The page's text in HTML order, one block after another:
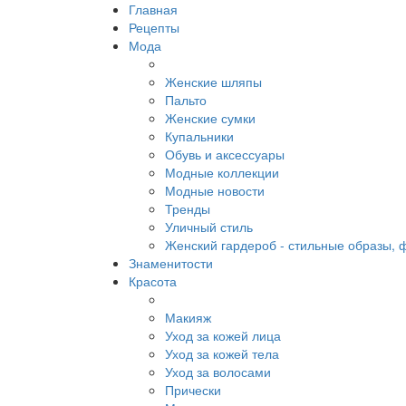
Главная
Рецепты
Мода
Женские шляпы
Пальто
Женские сумки
Купальники
Обувь и аксессуары
Модные коллекции
Модные новости
Тренды
Уличный стиль
Женский гардероб - стильные образы,
Знаменитости
Красота
Макияж
Уход за кожей лица
Уход за кожей тела
Уход за волосами
Прически